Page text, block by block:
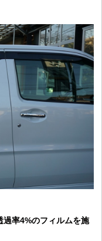
過率4%のフィルムを施